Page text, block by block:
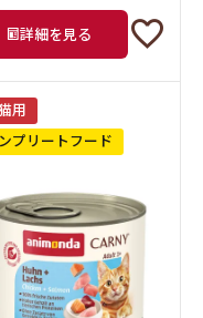
詳細を見る
用
プリートフード